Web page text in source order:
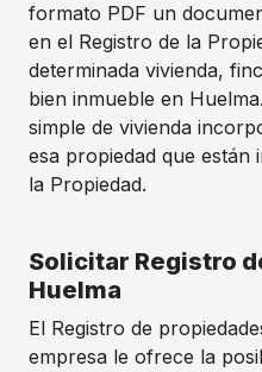
formato PDF un
en el Registro de la
determinada vivienda,
bien inmueble en
simple de vivienda
esa propiedad que están
la Propiedad.
Solicitar Registro
Huelma
El Registro de
empresa le ofrece la